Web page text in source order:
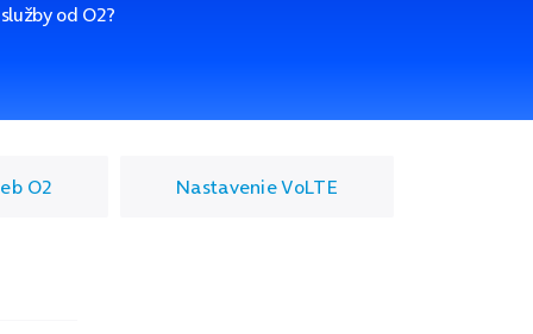
od O2?
O2 Nastavenie VoLTE